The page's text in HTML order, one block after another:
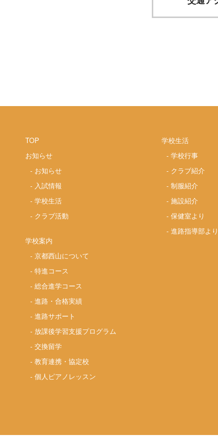
TOP
お知らせ
- お知らせ
- 入試情報
- 学校生活
- クラブ活動
学校案内
- 京都西山について
- 特進コース
- 総合進学コース
- 進路・合格実績
- 進路サポート
- 放課後学習支援プログラム
- 交換留学
- 教育連携・協定校
- 個人ピアノレッスン
学校生活
- 学校行事
- クラブ紹介
- 制服紹介
- 施設紹介
- 保健室より
- 進路指導部より